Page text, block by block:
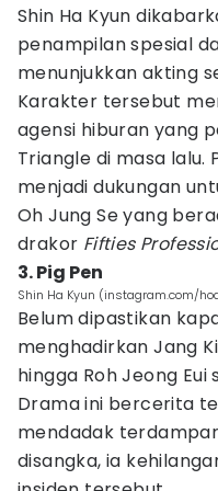
Shin Ha Kyun
penampilan spesial
menunjukkan akting
Karakter tersebut
agensi hiburan yang
Triangle di masa lalu.
menjadi dukungan
Oh Jung Se yang
drakor Fifties
3. Pig Pen
Shin Ha Kyun (instagram.com/
Belum dipastikan
menghadirkan Jang
hingga Roh Jeong
Drama ini bercerita
mendadak
disangka, ia